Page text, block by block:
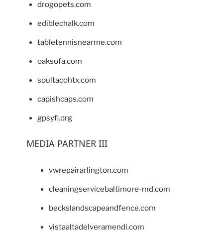
drogopets.com
ediblechalk.com
tabletennisnearme.com
oaksofa.com
soultacohtx.com
capishcaps.com
gpsyfl.org
MEDIA PARTNER III
vwrepairarlington.com
cleaningservicebaltimore-md.com
beckslandscapeandfence.com
vistaaltadelveramendi.com